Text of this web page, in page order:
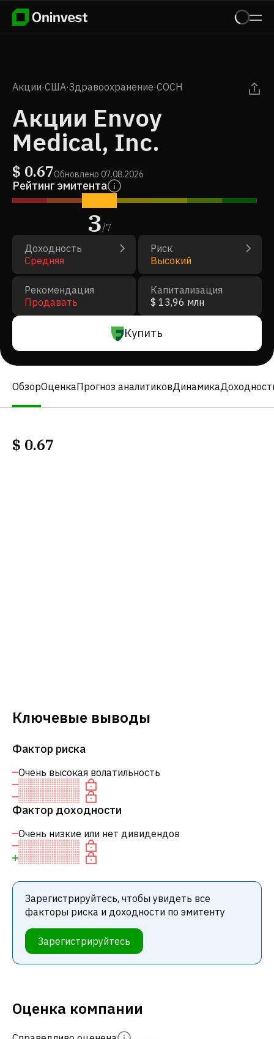
Акции·США·Здравоохранение·COCH
Акции Envoy
Medical, Inc.
$ 0.67Обновлено 07.08.2026
Рейтинг эмитента
3/7
Доходность
Средняя
Риск
Высокий
Рекомендация
Продавать
Капитализация
$ 13,96 млн
Купить
ОбзорОценкаПрогноз аналитиковДинамика
$ 0.67
Ключевые выводы
Фактор риска
Очень высокая волатильность
Фактор доходности
Очень низкие или нет дивидендов
Зарегистрируйтесь, чтобы увидеть все
факторы риска и доходности по эмитенту
Зарегистрируйтесь
Оценка компании